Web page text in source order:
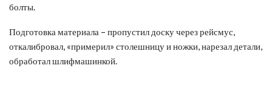
болты.
Подготовка материала – пропустил доску через рейсмус,
откалибровал, «примерил» столешницу и ножки, нарезал детали,
обработал шлифмашинкой.